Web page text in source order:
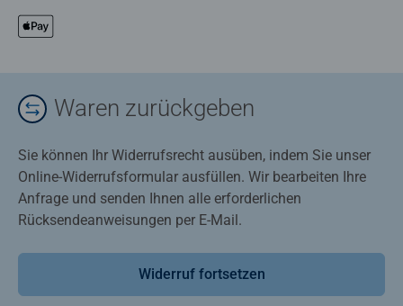
Waren zurückgeben
Sie können Ihr Widerrufsrecht ausüben, indem Sie unser
Online-Widerrufsformular ausfüllen. Wir bearbeiten Ihre
Anfrage und senden Ihnen alle erforderlichen
Rücksendeanweisungen per E-Mail.
Widerruf fortsetzen